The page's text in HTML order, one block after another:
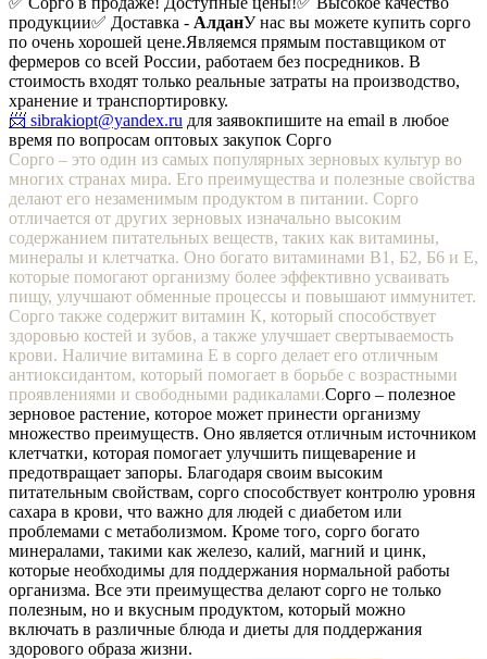
продукции✅ Доставка - АлданУ нас вы можете купить сорго
по очень хорошей цене.Являемся прямым поставщиком от
фермеров со всей России, работаем без посредников. В
стоимость входят только реальные затраты на производство,
хранение и транспортировку.
📨 sibrakiopt@yandex.ru для заявокпишите на email в любое
время по вопросам оптовых закупок Сорго
Сорго – это один из самых популярных зерновых культур во
многих странах мира. Его преимущества и полезные свойства
делают его незаменимым продуктом в питании. Сорго
отличается от других зерновых изначально высоким
содержанием питательных веществ, таких как витамины,
минералы и клетчатка. Оно богато витаминами В1, Б2, Б6 и Е,
которые помогают организму более эффективно усваивать
пищу, улучшают обменные процессы и повышают иммунитет.
Сорго также содержит витамин К, который способствует
здоровью костей и зубов, а также улучшает свертываемость
крови. Наличие витамина Е в сорго делает его отличным
антиоксидантом, который помогает в борьбе с возрастными
проявлениями и свободными радикалами.Сорго – полезное
зерновое растение, которое может принести организму
множество преимуществ. Оно является отличным источником
клетчатки, которая помогает улучшить пищеварение и
предотвращает запоры. Благодаря своим высоким
питательным свойствам, сорго способствует контролю уровня
сахара в крови, что важно для людей с диабетом или
проблемами с метаболизмом. Кроме того, сорго богато
минералами, такими как железо, калий, магний и цинк,
которые необходимы для поддержания нормальной работы
организма. Все эти преимущества делают сорго не только
полезным, но и вкусным продуктом, который можно
включать в различные блюда и диеты для поддержания
здорового образа жизни.